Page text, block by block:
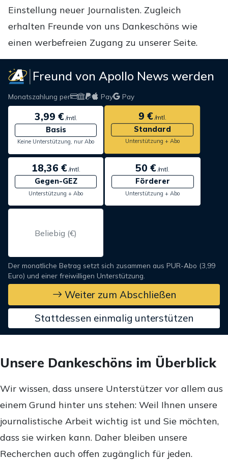
Einstellung neuer Journalisten. Zugleich
erhalten Freunde von uns Dankeschöns wie
einen werbefreien Zugang zu unserer Seite.
Freund von Apollo News werden
Monatszahlung per Pay Pay
3,99 €/mtl.
Basis
Keine Unterstützung, nur Abo
9 €/mtl.
Standard
Unterstützung + Abo
18,36 €/mtl.
Gegen-GEZ
Unterstützung + Abo
50 € /mtl.
Förderer
Unterstützung + Abo
Der monatliche Betrag setzt sich zusammen aus PUR-Abo (3,99
Euro) und einer freiwilligen Unterstützung.
Weiter zum Abschließen
Stattdessen einmalig unterstützen
Unsere Dankeschöns im Überblick
Wir wissen, dass unsere Unterstützer vor allem aus
einem Grund hinter uns stehen: Weil Ihnen unsere
journalistische Arbeit wichtig ist und Sie möchten,
dass sie wirken kann. Daher bleiben unsere
Recherchen auch offen zugänglich für jeden.